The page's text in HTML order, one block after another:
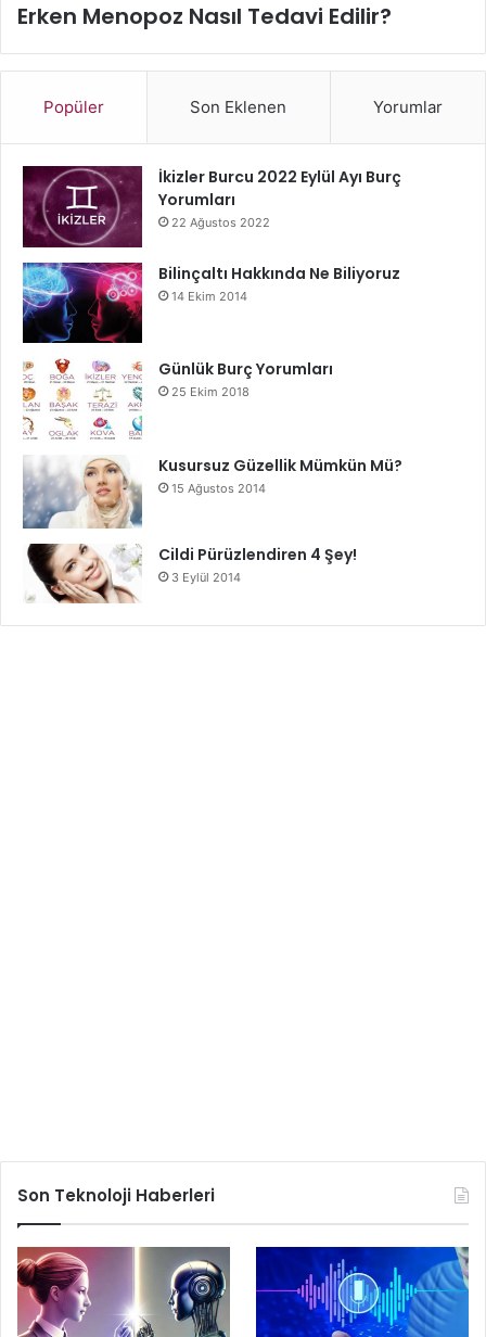
Erken Menopoz Nasıl Tedavi Edilir?
Popüler Son Eklenen Yorumlar
İkizler Burcu 2022 Eylül Ayı Burç
Yorumları
22 Ağustos 2022
Bilinçaltı Hakkında Ne Biliyoruz
14 Ekim 2014
Günlük Burç Yorumları
25 Ekim 2018
Kusursuz Güzellik Mümkün Mü?
15 Ağustos 2014
Cildi Pürüzlendiren 4 Şey!
3 Eylül 2014
Son Teknoloji Haberleri